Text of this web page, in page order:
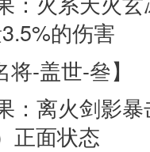
的伤害
-盖世-叄】
离火剑影暴
正面状态